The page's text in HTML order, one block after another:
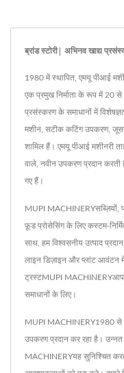
ब्रांड स्टोरी| अभिनव खाद्य
1980 में स्थापित, एमयू पीआई
एक प्रमुख निर्माता के रूप में 20
प्रसंस्करण के समाधानों में
मशीन, सटीक कटिंग उपकरण,
शामिल हैं। एमयू पीआई मशीनरी
वाले, नवीन उपकरण प्रदान करती
गए हैं।
MUPI
फ़ूड प्रोसेसिंग के लिए कस्टम-
साथ, हम विश्वसनीय उत्पाद
लाइन डिज़ाइन और प्लांट आवंटन में
ट्रस्टMUPI
समाधानों के लिए।
MUPI MACHINERY1980 से
उपकरण प्रदान कर रहा है।
MACHINERYयह सुनिश्चित